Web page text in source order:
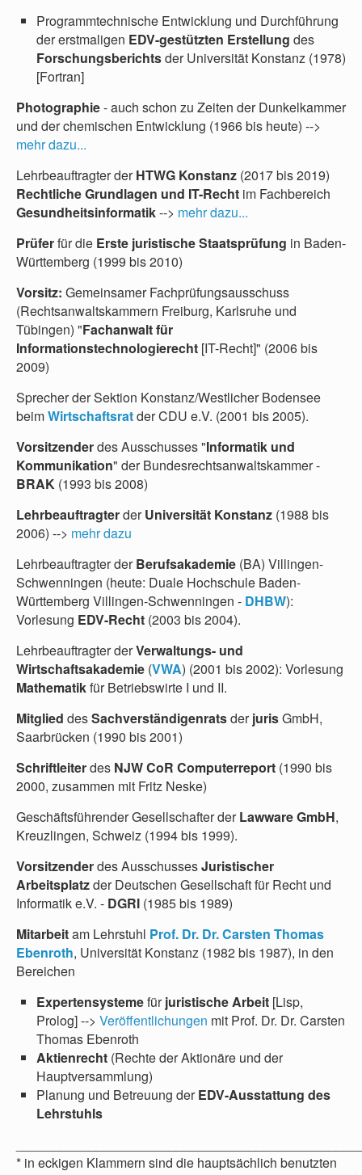
Programmtechnische Entwicklung und Durchführung
der erstmaligen EDV-gestützten Erstellung des
Forschungsberichtsder Universität Konstanz (1978)
[Fortran]
Photographie- auch schon zu Zeiten der Dunkelkammer
und der chemischen Entwicklung (1966 bis heute) -->
mehr dazu...
Lehrbeauftragter derHTWG Konstanz (2017 bis 2019)
Rechtliche Grundlagen und IT-Recht im Fachbereich
Gesundheitsinformatik--> mehr dazu...
Prüferfür die Erste juristische Staatsprüfung in Baden-
Württemberg (1999 bis 2010)
Vorsitz: Gemeinsamer Fachprüfungsausschuss
(Rechtsanwaltskammern Freiburg, Karlsruhe und
Tübingen) "Fachanwalt für
Informationstechnologierecht [IT-Recht]" (2006 bis
2009)
Sprecher der Sektion Konstanz/Westlicher Bodensee
beimWirtschaftsratder CDU e.V. (2001 bis 2005).
Vorsitzenderdes Ausschusses "Informatik und
Kommunikation" der Bundesrechtsanwaltskammer -
BRAK (1993 bis 2008)
LehrbeauftragterderUniversität Konstanz (1988 bis
2006) --> mehr dazu
Lehrbeauftragter derBerufsakademie (BA) Villingen-
Schwenningen (heute: Duale Hochschule Baden-
Württemberg Villingen-Schwenningen - DHBW):
Vorlesung EDV-Recht (2003 bis 2004).
Lehrbeauftragter derVerwaltungs- und
Wirtschaftsakademie (VWA) (2001 bis 2002): Vorlesung
Mathematikfür Betriebswirte I und II.
Mitglied desSachverständigenratsderjurisGmbH,
Saarbrücken (1990 bis 2001)
Schriftleiterdes NJW CoR Computerreport (1990 bis
2000, zusammen mit Fritz Neske)
Geschäftsführender Gesellschafter derLawware GmbH,
Kreuzlingen, Schweiz (1994 bis 1999).
Vorsitzenderdes AusschussesJuristischer
Arbeitsplatzder Deutschen Gesellschaft für Recht und
Informatik e.V. - DGRI (1985 bis 1989)
Mitarbeitam Lehrstuhl Prof. Dr. Dr. Carsten Thomas
Ebenroth, Universität Konstanz (1982 bis 1987), in den
Bereichen
Expertensystemefürjuristische Arbeit [Lisp,
Prolog] --> Veröffentlichungen mit Prof. Dr. Dr. Carsten
Thomas Ebenroth
Aktienrecht (Rechte der Aktionäre und der
Hauptversammlung)
Planung und Betreuung derEDV-Ausstattung des
Lehrstuhls
* in eckigen Klammern sind die hauptsächlich benutzten